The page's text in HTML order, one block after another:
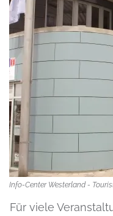
Info-Center Westerland -
Für viele